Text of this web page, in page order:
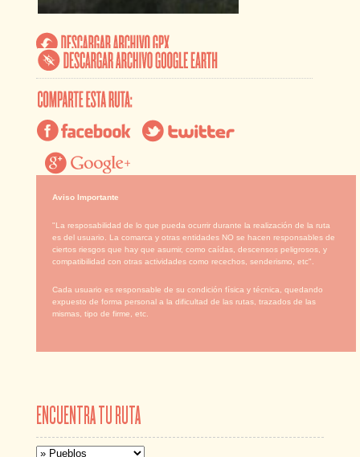
Aviso Importante
"La resposabilidad de lo que pueda ocurrir durante la realización de la ruta
es del usuario. La comarca y otras entidades NO se hacen responsables de
ciertos riesgos que hay que asumir, como caídas, descensos peligrosos, y
compatibilidad con otras actividades como recechos, senderismo, etc".
Cada usuario es responsable de su condición física y técnica, quedando
expuesto de forma personal a la dificultad de las rutas, trazados de las
mismas, tipo de firme, etc.
ENCUENTRA TU RUTA